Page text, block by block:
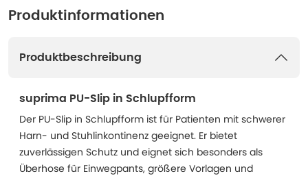
Produktinformationen
Produktbeschreibung
suprima PU-Slip in Schlupfform
Der PU-Slip in Schlupfform ist für Patienten mit schwerer
Harn- und Stuhlinkontinenz geeignet. Er bietet
zuverlässigen Schutz und eignet sich besonders als
Überhose für Einwegpants, größere Vorlagen und